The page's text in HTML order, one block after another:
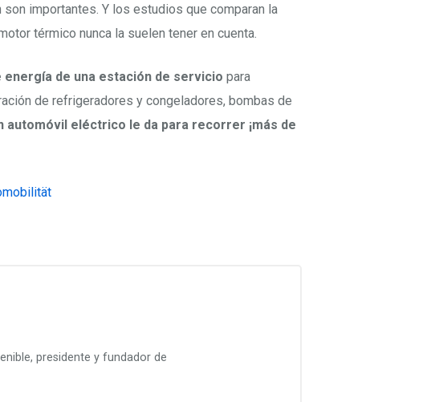
son importantes. Y los estudios que comparan la
térmico nunca la suelen tener en cuenta.
energía de una estación de servicio para
de refrigeradores y congeladores, bombas de
automóvil eléctrico le da para recorrer ¡más de
presidente y fundador de